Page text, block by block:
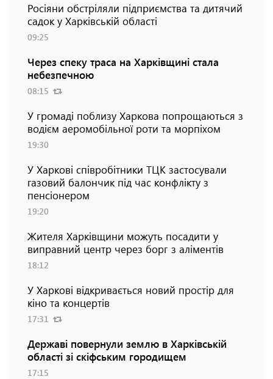
Росіяни обстріляли підприємства та дитячий
садок у Харківській області
09:25
Через спеку траса на Харківщині стала
небезпечною
08:15
У громаді поблизу Харкова попрощаються з
водієм аеромобільної роти та морпіхом
19:30
У Харкові співробітники ТЦК застосували
газовий балончик під час конфлікту з
пенсіонером
19:20
Жителя Харківщини можуть посадити у
виправний центр через борг з аліментів
18:12
У Харкові відкривається новий простір для
кіно та концертів
17:31
Державі повернули землю в Харківській
області зі скіфським городищем
17:15